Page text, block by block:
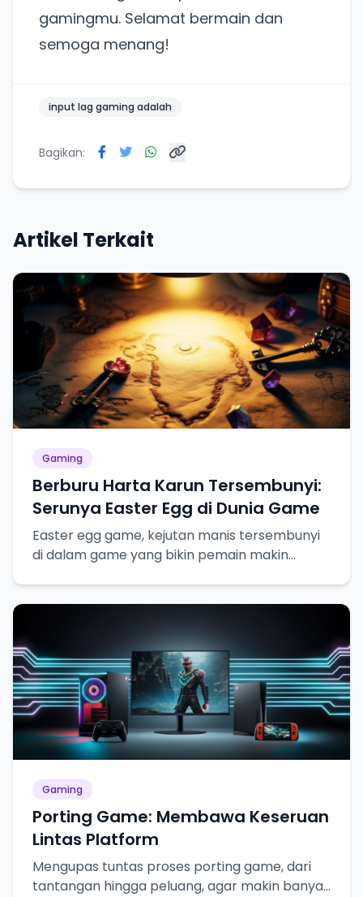
gamingmu. Selamat bermain dan
semoga menang!
input lag gaming adalah
Bagikan:
Artikel Terkait
Gaming
Berburu Harta Karun Tersembunyi:
Serunya Easter Egg di Dunia Game
Easter egg game, kejutan manis tersembunyi
di dalam game yang bikin pemain makin
Gaming
Porting Game: Membawa Keseruan
Lintas Platform
Mengupas tuntas proses porting game, dari
tantangan hingga peluang, agar makin banyak